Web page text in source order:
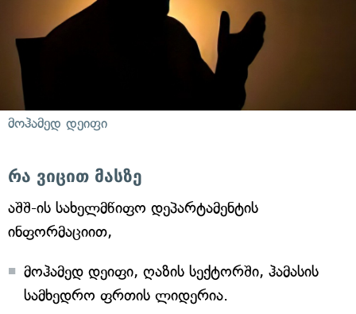
მოჰამედ დეიფი
რა ვიცით მასზე
აშშ-ის სახელმწიფო დეპარტამენტის
ინფორმაციით,
მოჰამედ დეიფი, ღაზის სექტორში, ჰამასის
სამხედრო ფრთის ლიდერია.